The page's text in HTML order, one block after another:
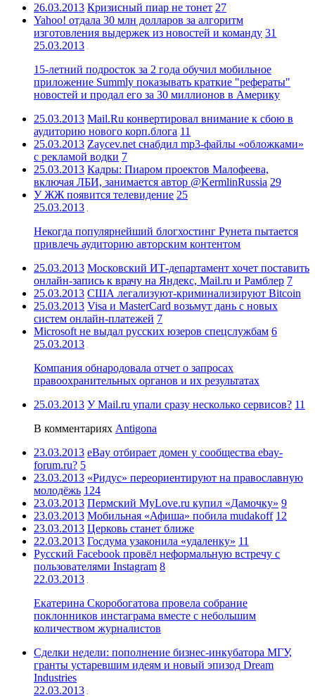
26.03.2013 Кризисный пиар не тонет 27
Yahoo! отдала 30 млн долларов за алгоритм
изготовления выдержек из новостей и команду 31
25.03.2013
15-летний подросток за 2 года обучил мобильное
приложение Summly показывать краткие "рефераты"
новостей и продал его за 30 миллионов в Америку
25.03.2013 Mail.Ru конвертировал внимание к сбою в
аудиторию нового корп.блога 11
25.03.2013 Zaycev.net снабдил mp3-файлы «обложками»
с рекламой водки 7
25.03.2013 Кадры: Пиаром проектов Малофеева,
включая ЛБИ, занимается автор @KermlinRussia 29
У ЖЖ появится телевидение 25
25.03.2013
Некогда популярнейший блогхостинг Рунета пытается
привлечь аудиторию авторским контентом
25.03.2013 Московский ИТ-департамент хочет поставить
онлайн-запись к врачу на Яндекс, Mail.ru и Рамблер 7
25.03.2013 США легализуют-криминализируют Bitcoin
25.03.2013 Visa и MasterCard возьмут дань с новых
систем онлайн-платежей 7
Microsoft не выдал русских юзеров спецслужбам 6
25.03.2013
Компания обнародовала отчет о запросах
правоохранительных органов и их результатах
25.03.2013 У Mail.ru упали сразу несколько сервисов? 11
В комментариях Antigona
23.03.2013 eBay отбирает домен у сообщества ebay-
forum.ru? 5
23.03.2013 «Ридус» переориентируют на православную
молодёжь 124
23.03.2013 Пермский MyLove.ru купил «Дамочку» 9
23.03.2013 Мобильная «Афиша» побила mudakoff 12
23.03.2013 Церковь станет ближе
22.03.2013 Госдума узаконила «удаленку» 11
Русский Facebook провёл неформальную встречу с
пользователями Instagram 8
22.03.2013
Екатерина Скоробогатова провела собрание
поклонников инстаграма вместе с небольшим
количеством журналистов
Сделки недели: пополнение бизнес-инкубатора МГУ,
гранты устаревшим идеям и новый эпизод Dream
Industries
22.03.2013